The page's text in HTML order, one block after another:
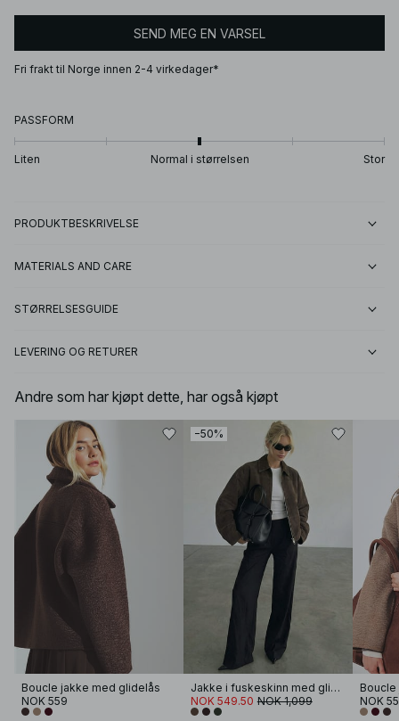
SEND MEG EN VARSEL
Fri frakt til Norge innen 2-4 virkedager*
PASSFORM
Liten Normal i størrelsen Stor
PRODUKTBESKRIVELSE
MATERIALS AND CARE
STØRRELSESGUIDE
LEVERING OG RETURER
Andre som har kjøpt dette, har også kjøpt
Boucle jakke med glidelås
NOK 559
−50%
Jakke i fuskeskinn med glidelås
NOK 549.50 NOK 1,099
NOK